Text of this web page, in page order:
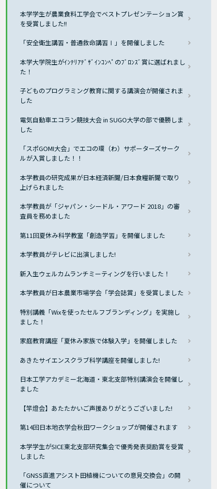
本学学生が農業食料工学会でベストプレゼンテーション賞
を受賞しました!!
「安全衛生講習・普通救命講習Ⅰ」を開催しました
本学大学院生がｲﾝﾃﾘｱﾃﾞｻﾞｲﾝｺﾝﾍﾟのﾌﾞﾛﾝｽﾞ賞に選ばれまし
た！
子どものプログラミング教育に関する講演会が開催されま
した
電気自動車エコラン競技大会 in SUGO大学の部で優勝しま
した
「スポGOMI大会」でエコの環（わ）サポーターズサーク
ルが入賞しました！！
本学教員の研究成果が日本経済新聞/日本食糧新聞で取り
上げられました
本学教員が「ジャパン・シードル・アワード 2018」の審
査員を務めました
第11回夏休み科学教室「創造学習」を開催しました
本学教員がテレビに出演しました!
新入生ウェルカムランチミーティングを行いました！
本学教員が日本農業市場学会「学会誌賞」を受賞しました
特別講義「Wixを使ったセルフブランディング」を実施し
ました！
家庭教育講座「夏休み家族で体験入学」を開催しました
あきたサイエンスクラブ科学講座を開催しました!
日本工学アカデミー北海道・東北支部特別講演会を開催し
ました
【竿燈会】あたたかいご声援ありがとうございました!
第14回日本地衣学会秋田ワークショップが開催されます
本学学生がSICE東北支部研究集会で優秀発表奨励賞を受賞
しました
「GNSS直進アシスト田植機についての意見交換会」の開
催について